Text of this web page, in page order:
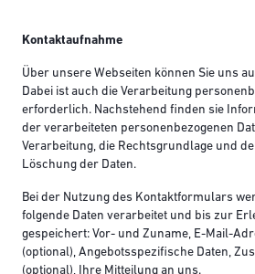
Kontaktaufnahme
Über unsere Webseiten können Sie uns
Dabei ist auch die Verarbeitung
erforderlich. Nachstehend finden sie
der verarbeiteten personenbezogenen
Verarbeitung, die Rechtsgrundlage und
Löschung der Daten.
Bei der Nutzung des Kontaktformulars
folgende Daten verarbeitet und bis zur
gespeichert: Vor- und Zuname, E-Mail-
(optional), Angebotsspezifische Daten,
(optional), Ihre Mitteilung an uns.